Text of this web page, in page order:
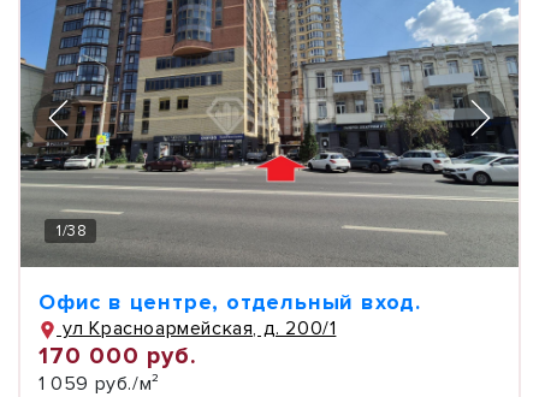
1/38
Офис в центре, отдельный вход.
ул Красноармейская, д. 200/1
170 000 руб.
1 059 руб./м²